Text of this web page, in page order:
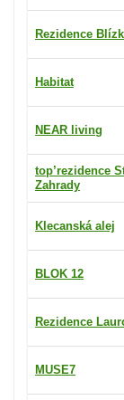
Rezidence
Habitat
NEAR living
top’rezidence
Zahrady
Klecanská alej
BLOK 12
Rezidence
MUSE7